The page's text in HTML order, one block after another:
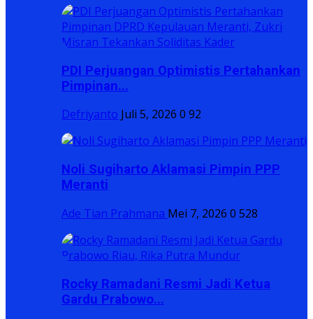
PDI Perjuangan Optimistis Pertahankan
Pimpinan...
Defriyanto Juli 5, 2026 0 92
Noli Sugiharto Aklamasi Pimpin PPP
Meranti
Ade Tian Prahmana Mei 7, 2026 0 528
Rocky Ramadani Resmi Jadi Ketua
Gardu Prabowo...